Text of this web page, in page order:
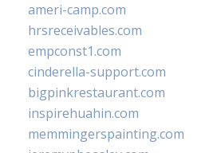
ameri-camp.com
hrsreceivables.com
empconst1.com
cinderella-support.com
bigpinkrestaurant.com
inspirehuahin.com
memmingerspainting.com